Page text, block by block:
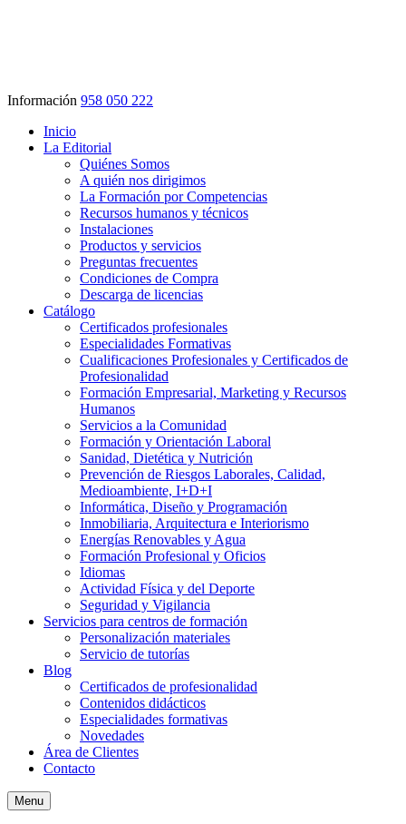
Información 958 050 222
Inicio
La Editorial
Quiénes Somos
A quién nos dirigimos
La Formación por Competencias
Recursos humanos y técnicos
Instalaciones
Productos y servicios
Preguntas frecuentes
Condiciones de Compra
Descarga de licencias
Catálogo
Certificados profesionales
Especialidades Formativas
Cualificaciones Profesionales y Certificados de
Profesionalidad
Formación Empresarial, Marketing y Recursos
Humanos
Servicios a la Comunidad
Formación y Orientación Laboral
Sanidad, Dietética y Nutrición
Prevención de Riesgos Laborales, Calidad,
Medioambiente, I+D+I
Informática, Diseño y Programación
Inmobiliaria, Arquitectura e Interiorismo
Energías Renovables y Agua
Formación Profesional y Oficios
Idiomas
Actividad Física y del Deporte
Seguridad y Vigilancia
Servicios para centros de formación
Personalización materiales
Servicio de tutorías
Blog
Certificados de profesionalidad
Contenidos didácticos
Especialidades formativas
Novedades
Área de Clientes
Contacto
Menu